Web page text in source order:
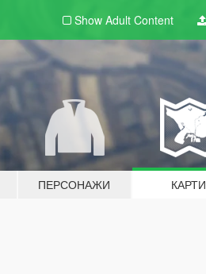
Show Adult Content
ПЕРСОНАЖИ КАРТИ